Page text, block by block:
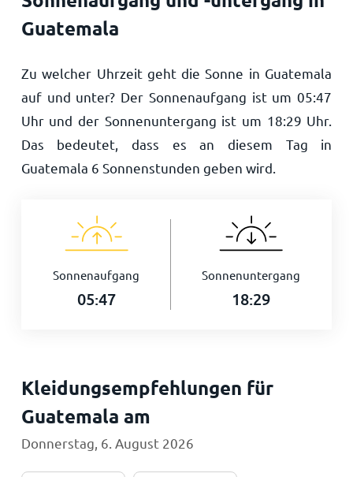
Guatemala
Zu welcher Uhrzeit geht die Sonne in Guatemala
auf und unter? Der Sonnenaufgang ist um05:47
Uhr und der Sonnenuntergang ist um 18:29 Uhr.
Das bedeutet, dass es an diesem Tag in
Guatemala 6 Sonnenstunden geben wird.
Sonnenaufgang
05:47
Sonnenuntergang
18:29
Kleidungsempfehlungen für
Guatemala am
Donnerstag, 6. August 2026